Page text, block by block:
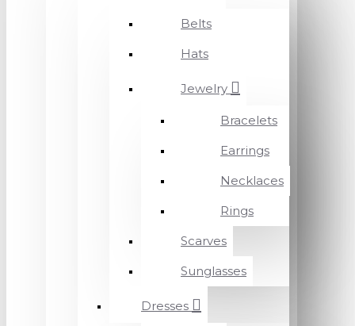
Belts
Hats
Jewelry
Bracelets
Earrings
Necklaces
Rings
Scarves
Sunglasses
Dresses